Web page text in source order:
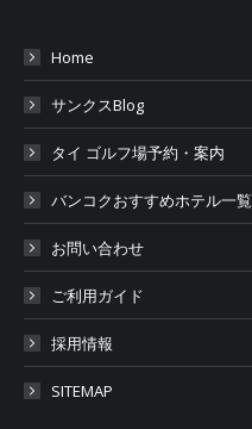
Home
サンクスBlog
タイ ゴルフ場予約・案内
バンコクおすすめホテル一覧
お問い合わせ
ご利用ガイド
採用情報
SITEMAP